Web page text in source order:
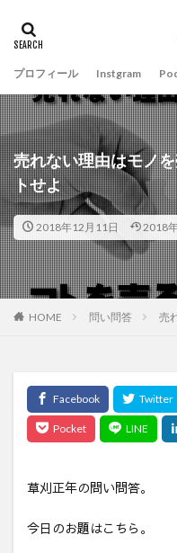
プロフィール Instgram
売れない理由はモノ
トせよ
2018年12月11日 2018
HOME 問い問答 売
草刈正年の問い問答。
今日のお題はこちら。